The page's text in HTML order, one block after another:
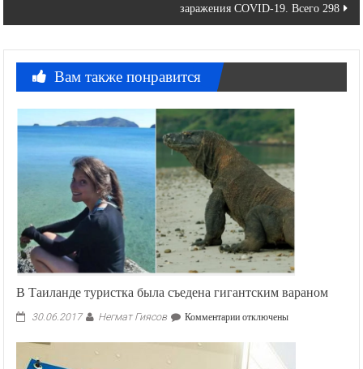
заражения COVID-19. Всего 298
Вам также понравится
В Таиланде туристка была съедена гигантским вараном
30.06.2017 Негмат Гиясов Комментариик
В
Таиланде
отключены